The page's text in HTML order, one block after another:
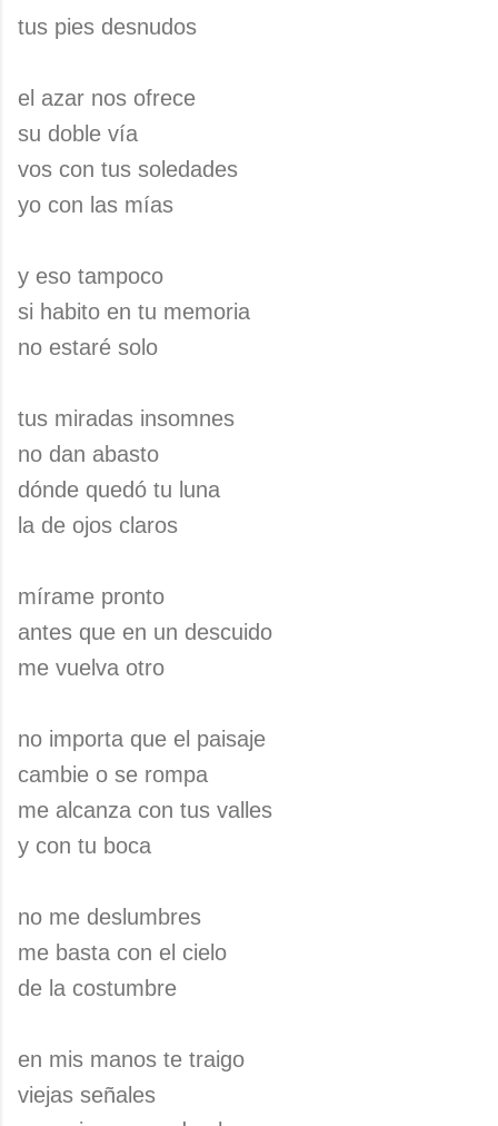
tus pies desnudos
el azar nos ofrece
su doble vía
vos con tus soledades
yo con las mías
y eso tampoco
si habito en tu memoria
no estaré solo
tus miradas insomnes
no dan abasto
dónde quedó tu luna
la de ojos claros
mírame pronto
antes que en un descuido
me vuelva otro
no importa que el paisaje
cambie o se rompa
me alcanza con tus valles
y con tu boca
no me deslumbres
me basta con el cielo
de la costumbre
en mis manos te traigo
viejas señales